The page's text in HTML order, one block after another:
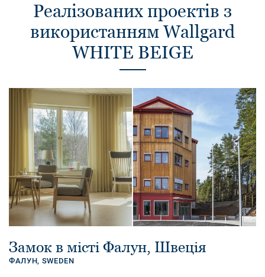
Реалізованих проектів з
використанням Wallgard
WHITE BEIGE
Замок в місті Фалун, Швеція
ФАЛУН, SWEDEN